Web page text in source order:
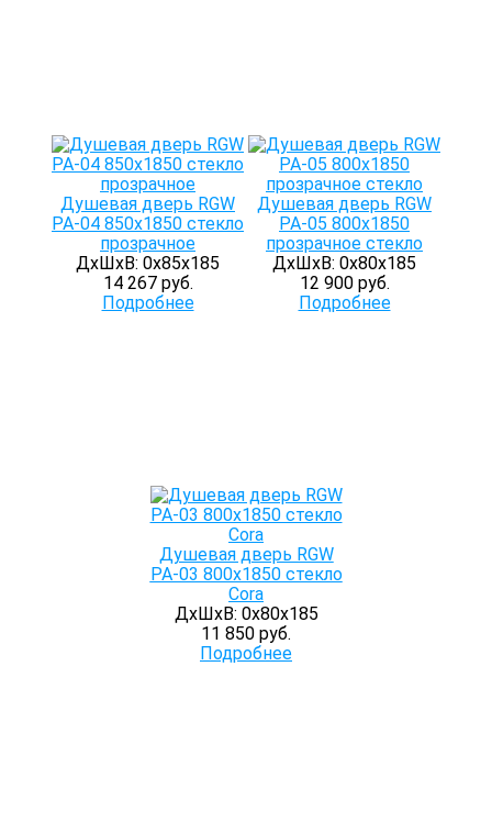
Душевая дверь RGW
PA-04 850x1850 стекло
прозрачное
ДхШхВ: 0х85х185
14 267 руб.
Подробнее
Душевая дверь RGW
РА-05 800x1850
прозрачное стекло
ДхШхВ: 0х80х185
12 900 руб.
Подробнее
Душевая дверь RGW
PA-03 800x1850 стекло
Cora
ДхШхВ: 0х80х185
11 850 руб.
Подробнее